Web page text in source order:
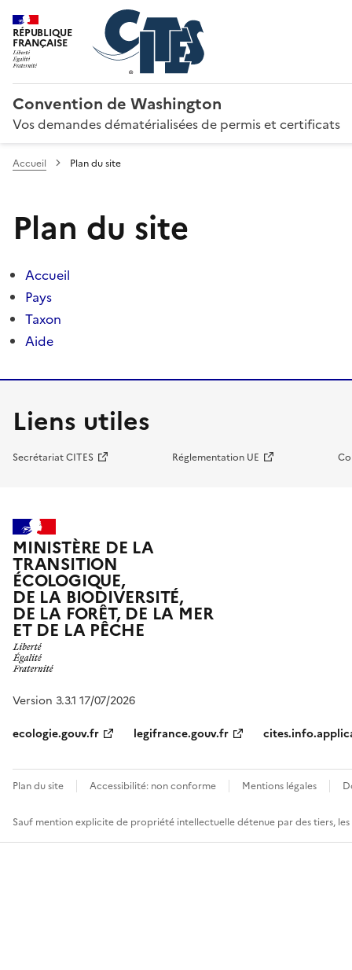
RÉPUBLIQUE
FRANÇAISE
Convention de Washington
Vos demandes dématérialisées de permis et certificats
Accueil Plan du site
Plan du site
Accueil
Pays
Taxon
Aide
Liens utiles
Secrétariat CITES Réglementation UE
MINISTÈRE DE LA
TRANSITION
ÉCOLOGIQUE,
DE LA BIODIVERSITÉ,
DE LA FORÊT, DE LA MER
ET DE LA PÊCHE
Version 3.3.1 17/07/2026
ecologie.gouv.fr
legifrance.gouv.fr
Plan du site Accessibilité: non conforme Mentions légales
Sauf mention explicite de propriété intellectuelle détenue par des tiers,